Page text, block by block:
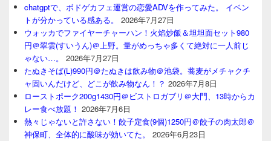
chatgptで、ボドゲカフェ運営の恋愛ADVを作ってみた。 イベン
トが分かっている感ある。
2026年7月27日
ウォッカでファイヤーチャーハン！火焰炒飯＆坦坦面セット980
円＠翠雲(すいうん)＠上野。量がめっちゃ多くて絶対に一人前じ
ゃない…。
2026年7月27日
たぬきそば(L)990円＠たぬきは飲み物＠池袋。蕎麦がメチャクチ
ャ固いんだけど、どこが飲み物なん！？ 2026年7月8日
ローストポーク200g1430円＠ビストロガブリ＠大門、13時からカ
レー食べ放題！ 2026年7月6日
熱々じゃないと許さない！餃子定食(9個)1250円＠餃子の肉太郎＠
神保町、全体的に酸味が効いてた。
2026年6月23日